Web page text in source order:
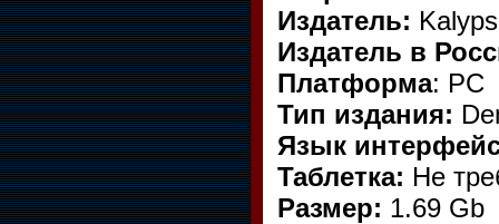
Издатель:
Издатель в
Платформа: PC
Тип издания:
Язык
Таблетка: Не
Размер: 1.69 Gb